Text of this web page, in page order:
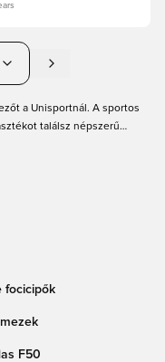
a Unisportnál. A sportos
találsz népszerű
a legkisebbeknek. Minden
focicipők
F50